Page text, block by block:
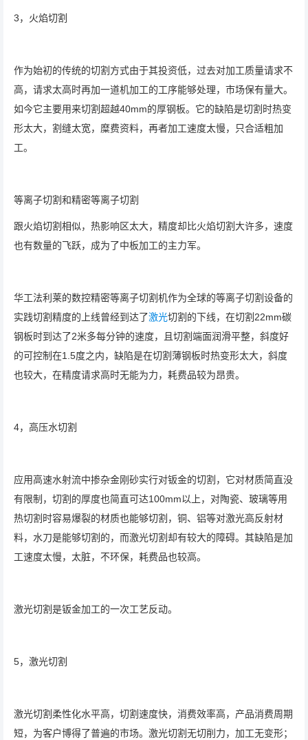
3，火焰切割
作为始初的传统的切割方式由于其投资低，过去对加工质量请求不
高，请求太高时再加一道机加工的工序能够处理，市场保有量大。
如今它主要用来切割超越40mm的厚钢板。它的缺陷是切割时热变
形太大，割缝太宽，糜费资料，再者加工速度太慢，只合适粗加
工。
等离子切割和精密等离子切割
跟火焰切割相似，热影响区太大，精度却比火焰切割大许多，速度
也有数量的飞跃，成为了中板加工的主力军。
华工法利莱的数控精密等离子切割机作为全球的等离子切割设备的
实践切割精度的上线曾经到达了激光切割的下线，在切割22mm碳
钢板时到达了2米多每分钟的速度，且切割端面润滑平整，斜度好
的可控制在1.5度之内，缺陷是在切割薄钢板时热变形太大，斜度
也较大，在精度请求高时无能为力，耗费品较为昂贵。
4，高压水切割
应用高速水射流中掺杂金刚砂实行对钣金的切割，它对材质简直没
有限制，切割的厚度也简直可达100mm以上，对陶瓷、玻璃等用
热切割时容易爆裂的材质也能够切割，铜、铝等对激光高反射材
料，水刀是能够切割的，而激光切割却有较大的障碍。其缺陷是加
工速度太慢，太脏，不环保，耗费品也较高。
激光切割是钣金加工的一次工艺反动。
5，激光切割
激光切割柔性化水平高，切割速度快，消费效率高，产品消费周期
短，为客户博得了普遍的市场。激光切割无切削力，加工无变形；